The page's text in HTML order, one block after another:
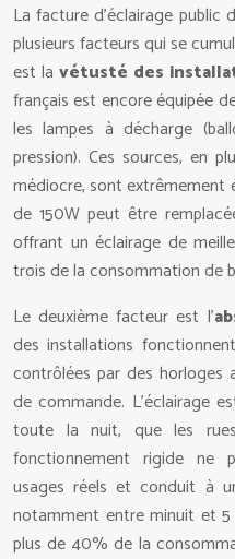
La facture d’éclairage public
plusieurs facteurs qui se
est la vétusté des
français est encore équipée
les lampes à décharge
pression). Ces sources, en
médiocre, sont extrêmement
de 150W peut être
offrant un éclairage de
trois de la consommation de
Le deuxième facteur est l’
des installations
contrôlées par des horloges
de commande. L’éclairage
toute la nuit, que les
fonctionnement rigide ne
usages réels et conduit à
notamment entre minuit et
plus de 40% de la